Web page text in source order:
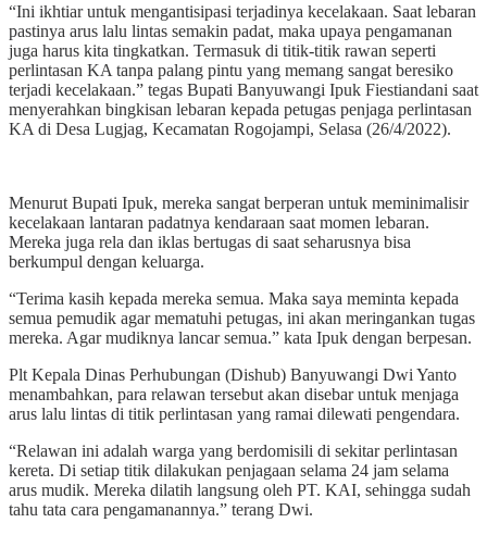
“Ini ikhtiar untuk mengantisipasi terjadinya kecelakaan. Saat lebaran
pastinya arus lalu lintas semakin padat, maka upaya pengamanan
juga harus kita tingkatkan. Termasuk di titik-titik rawan seperti
perlintasan KA tanpa palang pintu yang memang sangat beresiko
terjadi kecelakaan.” tegas Bupati Banyuwangi Ipuk Fiestiandani saat
menyerahkan bingkisan lebaran kepada petugas penjaga perlintasan
KA di Desa Lugjag, Kecamatan Rogojampi, Selasa (26/4/2022).
Menurut Bupati Ipuk, mereka sangat berperan untuk meminimalisir
kecelakaan lantaran padatnya kendaraan saat momen lebaran.
Mereka juga rela dan iklas bertugas di saat seharusnya bisa
berkumpul dengan keluarga.
“Terima kasih kepada mereka semua. Maka saya meminta kepada
semua pemudik agar mematuhi petugas, ini akan meringankan tugas
mereka. Agar mudiknya lancar semua.” kata Ipuk dengan berpesan.
Plt Kepala Dinas Perhubungan (Dishub) Banyuwangi Dwi Yanto
menambahkan, para relawan tersebut akan disebar untuk menjaga
arus lalu lintas di titik perlintasan yang ramai dilewati pengendara.
“Relawan ini adalah warga yang berdomisili di sekitar perlintasan
kereta. Di setiap titik dilakukan penjagaan selama 24 jam selama
arus mudik. Mereka dilatih langsung oleh PT. KAI, sehingga sudah
tahu tata cara pengamanannya.” terang Dwi.